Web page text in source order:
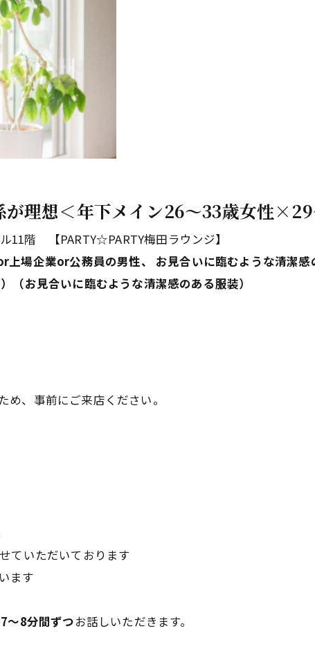
が理想＜年下メイン26～33歳女性
11階 【PARTY☆PARTY梅田ラウンジ】
場企業or公務員の男性、 お見合いに臨むような清潔感
（お見合いに臨むような清潔感のある服装）
、事前にご来店ください。
ていただいております
ます
～8分間ずつお話しいただきます。